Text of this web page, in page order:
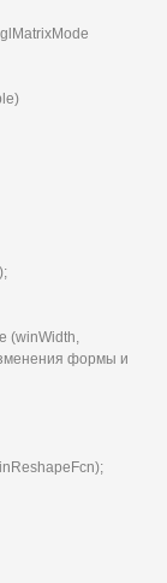
(winWidth,
формы и